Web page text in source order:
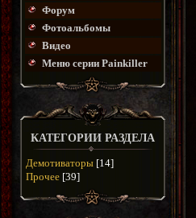
Форум
Фотоальбомы
Видео
Меню серии Painkiller
КАТЕГОРИИ РАЗДЕЛА
Демотиваторы [14]
Прочее [39]